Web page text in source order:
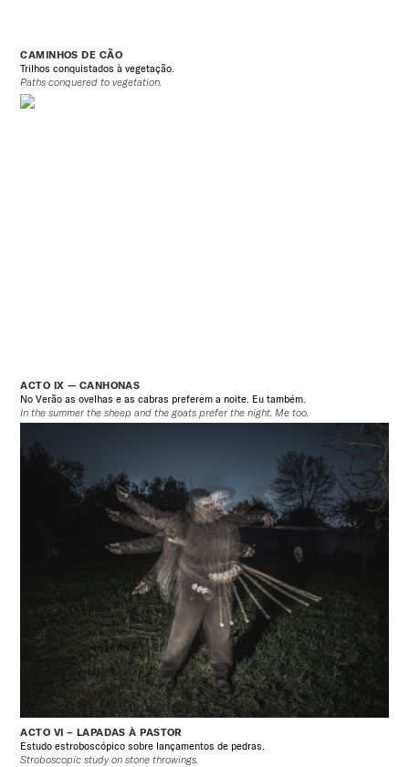
CAMINHOS DE CÃO
Trilhos conquistados à vegetação.
Paths conquered to vegetation.
ACTO IX — CANHONAS
No Verão as ovelhas e as cabras preferem a noite. Eu também.
In the summer the sheep and the goats prefer the night. Me too.
ACTO VI – LAPADAS À PASTOR
Estudo estroboscópico sobre lançamentos de pedras.
Stroboscopic study on stone throwings.